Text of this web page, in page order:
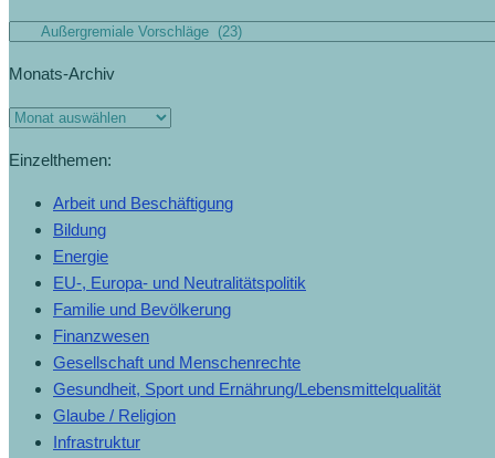
Monats-Archiv
Einzelthemen:
Arbeit und Beschäftigung
Bildung
Energie
EU-, Europa- und Neutralitätspolitik
Familie und Bevölkerung
Finanzwesen
Gesellschaft und Menschenrechte
Gesundheit, Sport und Ernährung/Lebensmittelqualität
Glaube / Religion
Infrastruktur